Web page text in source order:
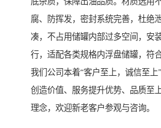
腐、防挥发，密封系统完善，杜绝
凑，不占用储罐内部过多空间，安
行，适配各类规格内浮盘储罐，符
我们公司本着“客户至上，诚信至上
创造价值、服务提升优势、品质至
理念，欢迎新老客户参观与咨询。